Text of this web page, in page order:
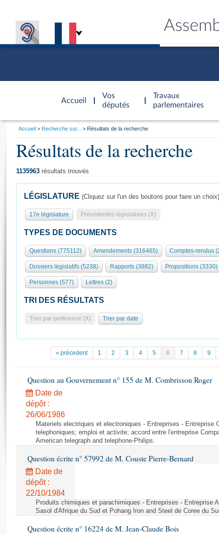
Accueil
d'accueil
Vos
députés
Travaux
parlementaires
Présidence
577 députés
Groupes politiques
Élections législatives
Séance publique
Commissions et autres organes
Europe et International
Contrôle et évaluation
Congrès
Pétitions
Documents parlementaires
Propositions de loi
Amendements
Textes adoptés
Rapports d'information
Rapports d'enquête
Baromètre de l’application des lois
Dossiers législatifs
Questions écrites et orales
Général
Rôle et pouvoirs de l'Assemblée
Organisation de l'Assemblée
Présidence Conférence des Présidents Bureau Collège des
Statistiques et chiffres clés
Transparence et déontologie
Histoire
Juniors
Anciennes législatures
Liens vers les sites publics
Visiter l'Assemblée
Visite virtuelle du palais Bourbon
Assister à une séance
Accès des chercheurs à l’Assemblée
Les évènements
Les archives
Photos libres de droit
Vous
Accueil Recherche sur... Résultats de la recherche
Résultats de la recherche
1135963 résultats trouvés
LÉGISLATURE (Cliquez sur l'un des boutons pour faire un choix)
17e législature Précédentes législatures (X)
TYPES DE DOCUMENTS
Questions (775112) Amendements (316465) Comptes-rendus
Dossiers législatifs (5238) Rapports (3882) Propositions (3330)
Personnes (577) Lettres (2)
TRI DES RÉSULTATS
Trier par pertinence (X) Trier par date
« précedent 1 2 3 4 5 6 7 8 9
Question au Gouvernement n° 155 de M. Combrisson Roger
Date de
dépôt :
26/06/1986
Materiels electriques et electroniques - Entreprises - Entreprise
telephoniques; emploi et activite; accord entre l'entreprise
American telegraph and telephone-Philips.
Question écrite n° 57992 de M. Couste Pierre-Bernard
Date de
dépôt :
22/10/1984
Produits chimiques et parachimiques - Entreprises - Entreprise
Sasol d'Afrique du Sud et Pohang Iron and Steel de Coree du
Question écrite n° 16224 de M. Jean-Claude Bois